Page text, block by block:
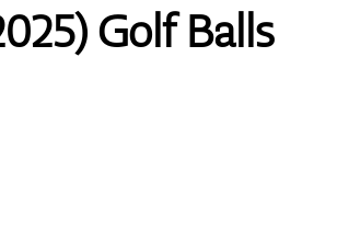
Golf Balls